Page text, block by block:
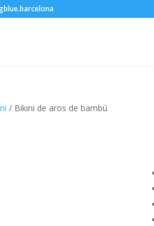
/ Bikini de aros de bambú